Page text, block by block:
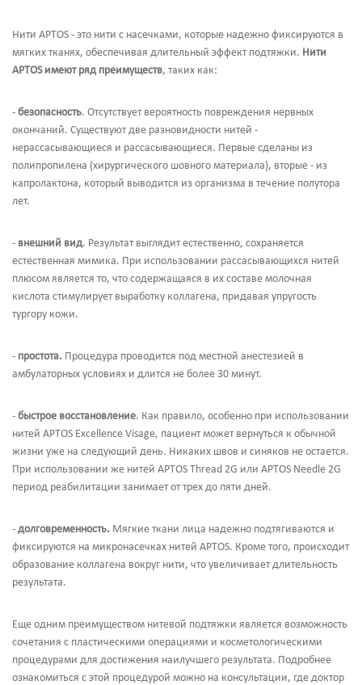
Нити APTOS - это нити с насечками, которые надежно фиксируются в
мягких тканях, обеспечивая длительный эффект подтяжки. Нити
APTOS имеют ряд преимуществ, таких как:
- безопасность. Отсутствует вероятность повреждения нервных
окончаний. Существуют две разновидности нитей -
нерассасывающиеся и рассасывающиеся. Первые сделаны из
полипропилена (хирургического шовного материала), вторые - из
капролактона, который выводится из организма в течение полутора
лет.
- внешний вид. Результат выглядит естественно, сохраняется
естественная мимика. При использовании рассасывающихся нитей
плюсом является то, что содержащаяся в их составе молочная
кислота стимулирует выработку коллагена, придавая упругость
тургору кожи.
- простота. Процедура проводится под местной анестезией в
амбулаторных условиях и длится не более 30 минут.
- быстрое восстановление. Как правило, особенно при использовании
нитей APTOS Excellence Visage, пациент может вернуться к обычной
жизни уже на следующий день. Никаких швов и синяков не остается.
При использовании же нитей APTOS Thread 2G или APTOS Needle 2G
период реабилитации занимает от трех до пяти дней.
- долговременность. Мягкие ткани лица надежно подтягиваются и
фиксируются на микронасечках нитей APTOS. Кроме того, происходит
образование коллагена вокруг нити, что увеличивает длительность
результата.
Еще одним преимуществом нитевой подтяжки является возможность
сочетания с пластическими операциями и косметологическими
процедурами для достижения наилучшего результата. Подробнее
ознакомиться с этой процедурой можно на консультации, где доктор